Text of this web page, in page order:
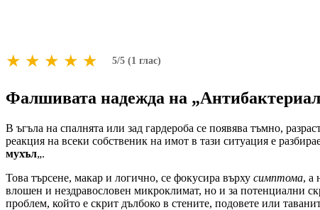
★
★
★
★
★ 5/5 (1 глас)
Фалшивата надежда на
В ъгъла на спалнята или зад гардероба се появява тъмно,
реакция на всеки собственик на имот в тази ситуация е
мухъл„.
Това търсене, макар и логично, се фокусира върху симптома, а
влошен и нездравословен микроклимат, но и за потенциални
проблем, който е скрит дълбоко в стените, подовете или